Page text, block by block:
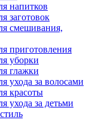
напитков
заготовок
смешивания,
приготовления
уборки
глажки
ухода за волосами
красоты
ухода за детьми